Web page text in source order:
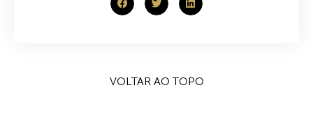
VOLTAR AO TOPO